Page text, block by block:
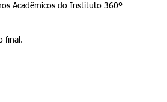
Acadêmicos do Instituto 360º
final.